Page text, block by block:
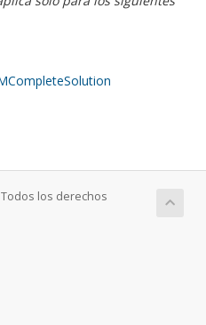
los derechos